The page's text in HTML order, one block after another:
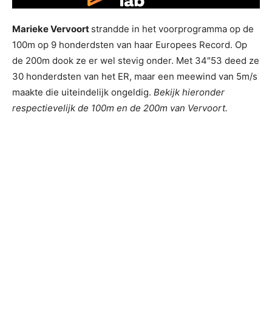
Marieke Vervoort strandde in het voorprogramma op de
100m op 9 honderdsten van haar Europees Record. Op
de 200m dook ze er wel stevig onder. Met 34″53 deed ze
30 honderdsten van het ER, maar een meewind van 5m/s
maakte die uiteindelijk ongeldig. Bekijk hieronder
respectievelijk de 100m en de 200m van Vervoort.